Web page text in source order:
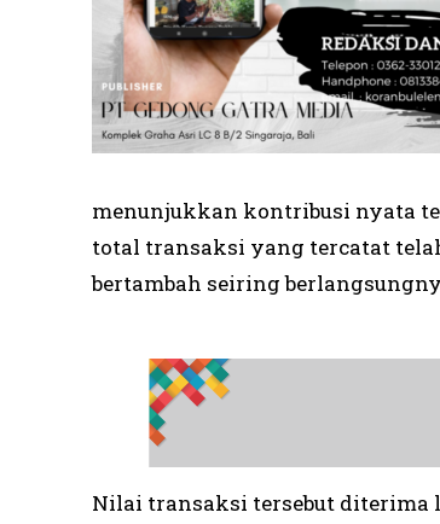
menunjukkan kontribusi nyata
total transaksi yang tercatat
bertambah seiring
Nilai transaksi tersebut diterima